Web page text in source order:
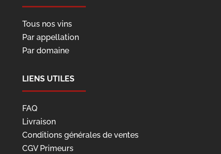
Tous nos vins
Par appellation
Par domaine
LIENS UTILES
FAQ
Livraison
Conditions générales de ventes
CGV Primeurs